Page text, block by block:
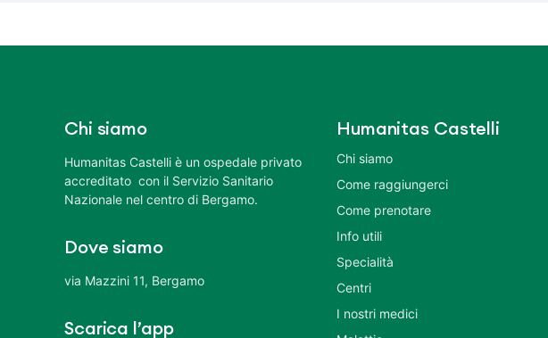
Chi siamo
Humanitas Castelli è un ospedale privato
accreditato con il Servizio Sanitario
Nazionale nel centro di Bergamo.
Dove siamo
via Mazzini 11, Bergamo
Scarica l’app
Humanitas Castelli
Chi siamo
Come raggiungerci
Come prenotare
Info utili
Specialità
Centri
I nostri medici